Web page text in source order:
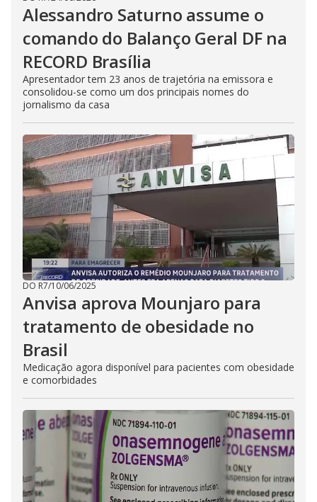
Alessandro Saturno assume o
comando do Balanço Geral DF na
RECORD Brasília
Apresentador tem 23 anos de trajetória na emissora e
consolidou-se como um dos principais nomes do
jornalismo da casa
DO R7/10/06/2025
Anvisa aprova Mounjaro para
tratamento de obesidade no
Brasil
Medicação agora disponível para pacientes com obesidade
e comorbidades